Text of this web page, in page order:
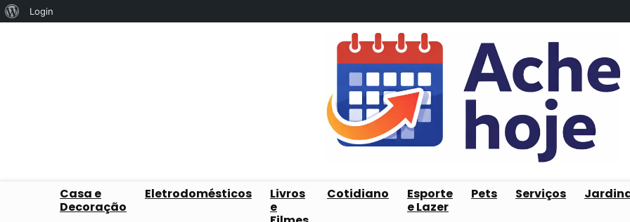
Sobre
Login
Casa e
Decoração
Eletrodomésticos
Livros
e
Cotidiano
Esporte
e Lazer
Pets Serviços